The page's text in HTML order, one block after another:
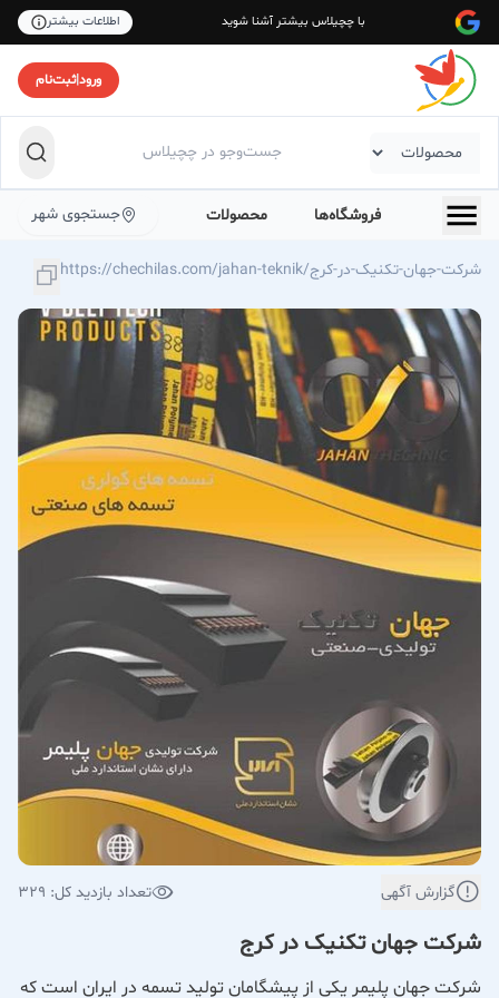
با چچیلاس بیشتر آشنا شوید اطلاعات بیشتر
ورود|ثبت‌نام
فروشگاه‌ها محصولات جستجوی شهر
https://chechilas.com/jahan-teknik/شرکت-جهان-تکنیک-در-کرج
گزارش آگهی تعداد بازدید کل: 329
شرکت جهان تکنیک در کرج
شرکت جهان پلیمر یکی از پیشگامان تولید تسمه در ایران است که